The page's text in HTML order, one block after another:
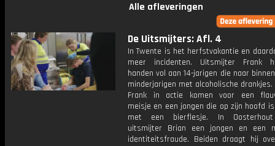
Alle afleveringen
De Uitsmijters: Afl. 4
In Twente is het herfstvakantie en
meer incidenten. Uitsmijter Frank
handen vol aan 14-jarigen die naar
minderjarigen met alcoholische drankjes.
Frank in actie komen voor een
meisje en een jongen die op zijn hoofd
met een bierflesje. In
uitsmijter Brian een jongen en een
identiteitsfraude. Beiden draagt hij